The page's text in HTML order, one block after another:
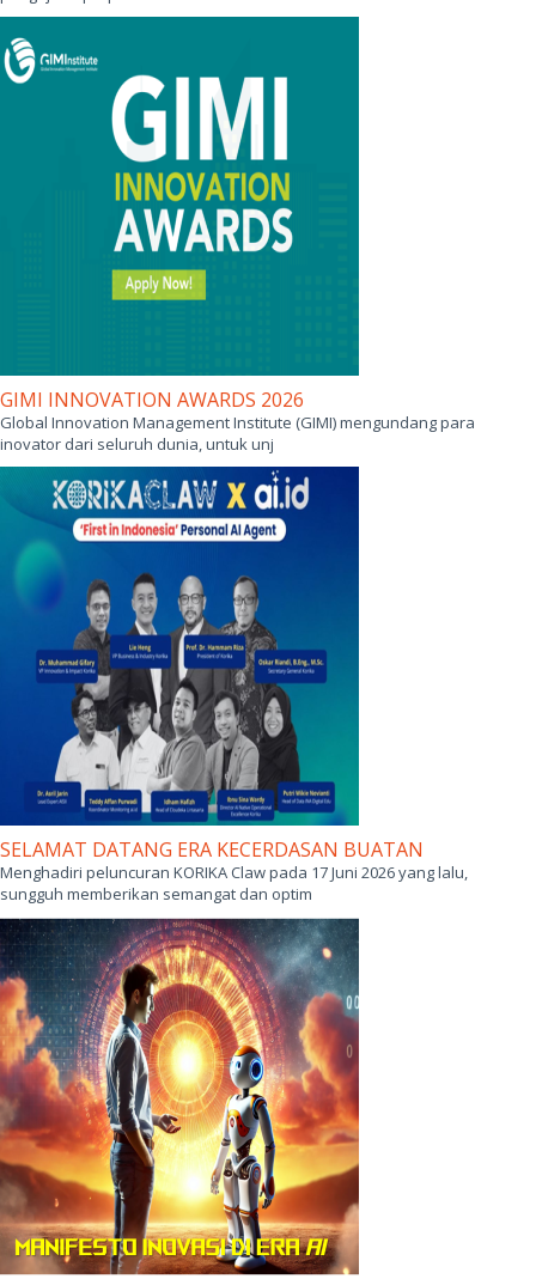
GIMI INNOVATION AWARDS 2026
Global Innovation Management Institute (GIMI) mengundang para
inovator dari seluruh dunia, untuk unj
SELAMAT DATANG ERA KECERDASAN BUATAN
Menghadiri peluncuran KORIKA Claw pada 17 Juni 2026 yang lalu,
sungguh memberikan semangat dan optim